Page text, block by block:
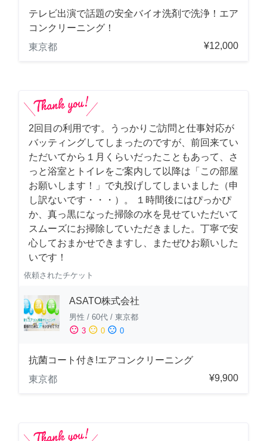
テレビ出演で話題の安全バイオ洗剤で洗浄！エア
コンクリーニング！
東京都
¥12,000
2回目の利用です。うっかりご訪問と仕事対応が
バッティングしてしまったのですが、前回来てい
ただいてから１月くらいだったこともあって、さ
っと浴室とトイレをご案内して以降は「この部屋
お願いします！」で丸投げしてしまいました（申
し訳ないです・・・）。 １時間後にはぴっかぴ
か、真っ黒になった掃除の水を見せていただいて
スムーズにお掃除していただきました。丁寧で安
心しておまかせできますし、またぜひお願いした
いです！
依頼されたチケット
ASATO株式会社
男性 / 60代 / 東京都
sentiment_satisfied 3 sentiment_neutral 0 sentiment_dissatisfied 0
抗菌コート付き!エアコンクリーニング
東京都
¥9,900